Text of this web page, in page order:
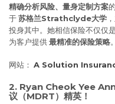
精确分析风险、量身定制方案
于苏格兰Strathclyde大学
投身其中。她相信保险不仅仅
为客户提供最精准的保险策略。
网站： A Solution
2. Ryan Cheok Yee
议（MDRT）精英！